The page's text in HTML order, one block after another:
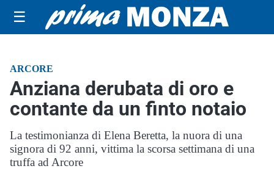
☰
ARCORE
Anziana derubata di oro e
contante da un finto notaio
La testimonianza di Elena Beretta, la nuora di una
signora di 92 anni, vittima la scorsa settimana di una
truffa ad Arcore